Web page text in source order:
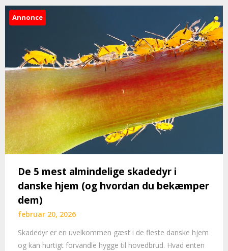
Annonce
De 5 mest almindelige skadedyr i
danske hjem (og hvordan du bekæmper
dem)
februar 20, 2026
Skadedyr er en uvelkommen gæst i de fleste danske hjem
og kan hurtigt forvandle hygge til hovedbrud. Hvad enten